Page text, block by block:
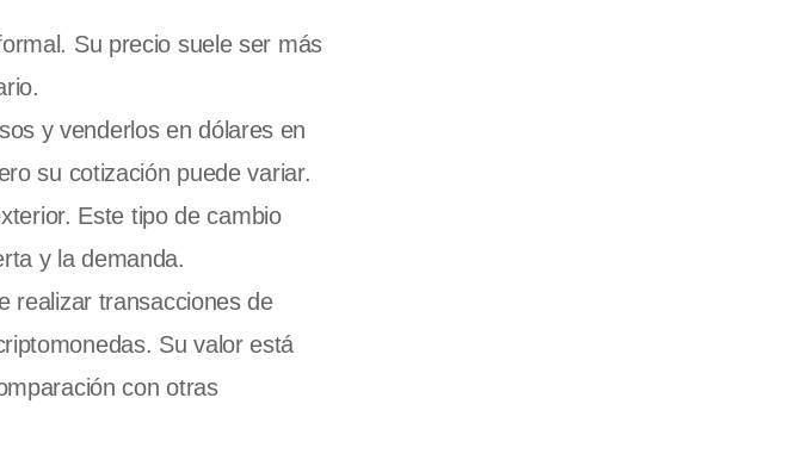
Su precio suele ser más
y venderlos en dólares en
su cotización puede variar.
Este tipo de cambio
y la demanda.
realizar transacciones de
Su valor está
con otras